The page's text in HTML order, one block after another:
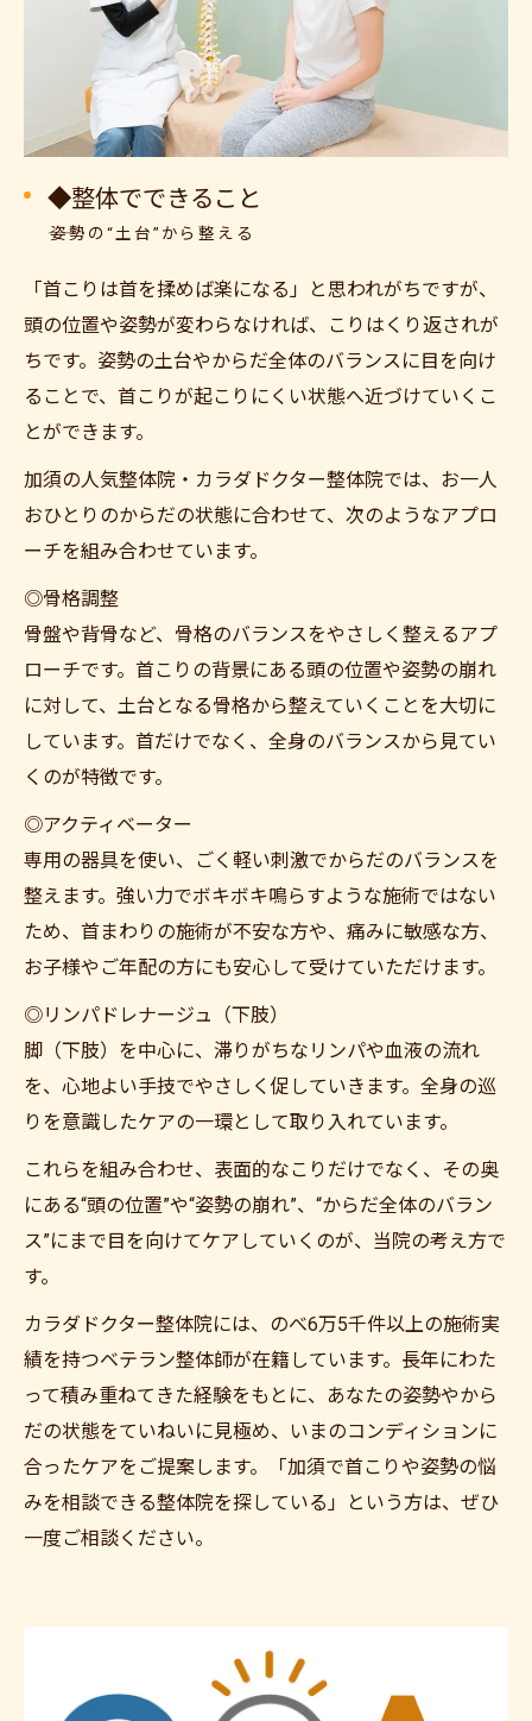
◆整体でできること
――姿勢の“土台”から整える
「首こりは首を揉めば楽になる」と思われがちですが、
頭の位置や姿勢が変わらなければ、こりはくり返されが
ちです。姿勢の土台やからだ全体のバランスに目を向け
ることで、首こりが起こりにくい状態へ近づけていくこ
とができます。
加須の人気整体院・カラダドクター整体院では、お一人
おひとりのからだの状態に合わせて、次のようなアプロ
ーチを組み合わせています。
◎骨格調整
骨盤や背骨など、骨格のバランスをやさしく整えるアプ
ローチです。首こりの背景にある頭の位置や姿勢の崩れ
に対して、土台となる骨格から整えていくことを大切に
しています。首だけでなく、全身のバランスから見てい
くのが特徴です。
◎アクティベーター
専用の器具を使い、ごく軽い刺激でからだのバランスを
整えます。強い力でボキボキ鳴らすような施術ではない
ため、首まわりの施術が不安な方や、痛みに敏感な方、
お子様やご年配の方にも安心して受けていただけます。
◎リンパドレナージュ（下肢）
脚（下肢）を中心に、滞りがちなリンパや血液の流れ
を、心地よい手技でやさしく促していきます。全身の巡
りを意識したケアの一環として取り入れています。
これらを組み合わせ、表面的なこりだけでなく、その奥
にある“頭の位置”や“姿勢の崩れ”、“からだ全体のバラン
ス”にまで目を向けてケアしていくのが、当院の考え方で
す。
カラダドクター整体院には、のべ6万5千件以上の施術実
績を持つベテラン整体師が在籍しています。長年にわた
って積み重ねてきた経験をもとに、あなたの姿勢やから
だの状態をていねいに見極め、いまのコンディションに
合ったケアをご提案します。「加須で首こりや姿勢の悩
みを相談できる整体院を探している」という方は、ぜひ
一度ご相談ください。